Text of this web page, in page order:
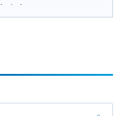
Investment